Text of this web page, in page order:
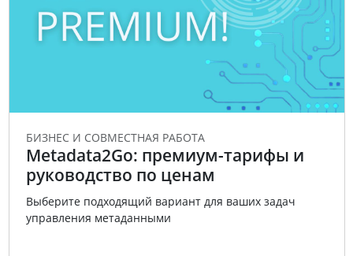
БИЗНЕС И СОВМЕСТНАЯ РАБОТА
Metadata2Go: премиум-тарифы и
руководство по ценам
Выберите подходящий вариант для ваших задач
управления метаданными